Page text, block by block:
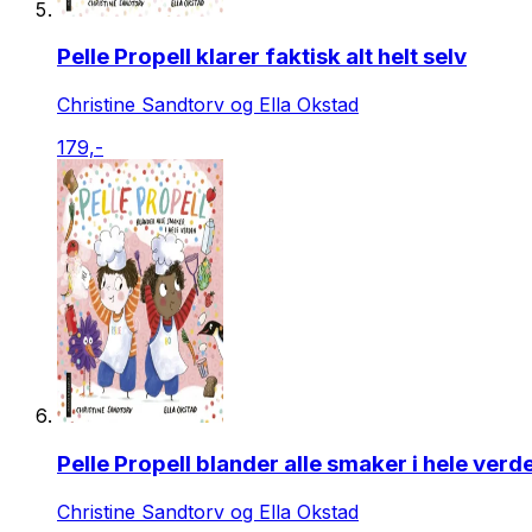
Pelle Propell klarer faktisk alt helt selv
Christine Sandtorv og Ella Okstad
179,-
Pelle Propell blander alle smaker i hele
Christine Sandtorv og Ella Okstad